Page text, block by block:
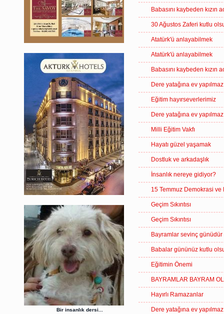
Bir insanlık dersi...
Babasını kaybeden kızın
30 Ağustos Zaferi kutlu
Atatürk'ü anlayabilmek
Atatürk'ü anlayabilmek
Babasını kaybeden kızın
Dere yatağına ev yapılmaz
Eğitim hayırseverlerimiz
Dere yatağına ev yapılmaz
Milli Eğitim Vakfı
Hayatı güzel yaşamak
Dostluk ve arkadaşlık
İnsanlık nereye gidiyor?
15 Temmuz Demokrasi
Geçim Sıkıntısı
Geçim Sıkıntısı
Bayramlar sevinç günüdür
Babalar gününüz kutlu
Eğitimin Önemi
BAYRAMLAR BAYRAM
Hayırlı Ramazanlar
Dere yatağına ev